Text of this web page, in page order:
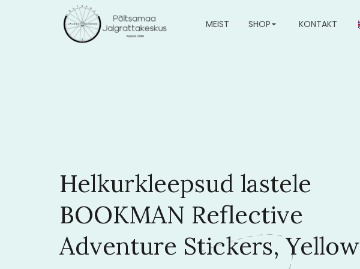
MEIST SHOP KONTAKT
Helkurkleepsud lastele
BOOKMAN Reflective
Adventure Stickers, Yellow